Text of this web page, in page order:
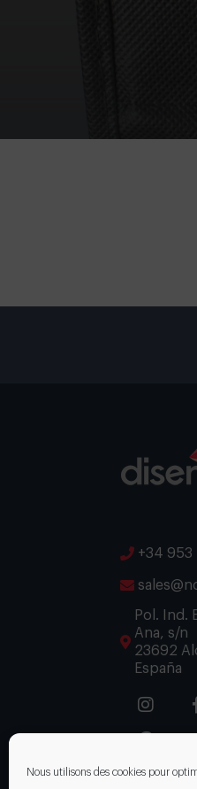
Nous utilisons des cookies pour
+34 953
Pol. Ind.
Ana, s/n
23692
España